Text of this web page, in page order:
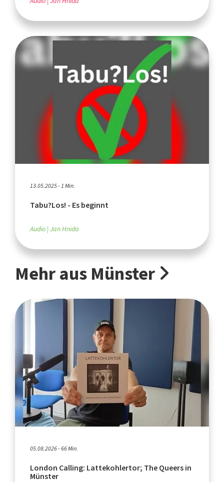
13.05.2025 - 1 Min.
Tabu?Los! - Es beginnt
Audio Jan Hnida
Mehr aus Münster
05.08.2026 - 66 Min.
London Calling: Lattekohlertor; The Queers in
Münster